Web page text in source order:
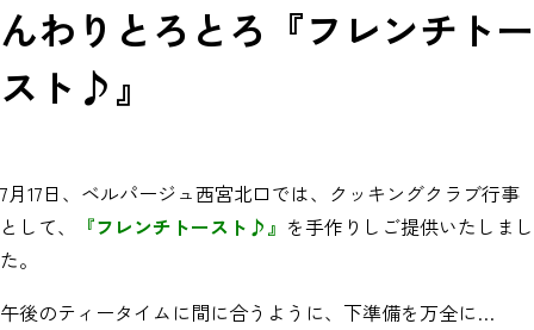
んわりとろとろ『フレンチトー
スト♪』
7月17日、ベルパージュ西宮北口では、クッキングクラブ行事
として、
『フレンチトースト♪』 を手作りしご提供いたしまし
た。
午後のティータイムに間に合うように、下準備を万全に…